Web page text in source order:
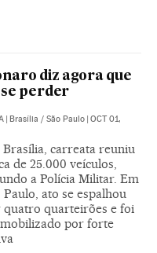
diz agora que
se perder
| Brasília / São Paulo | OCT 01,
Brasília, carreata reuniu
de 25.000 veículos,
a Polícia Militar. Em
Paulo, ato se espalhou
quatro quarteirões e foi
por forte